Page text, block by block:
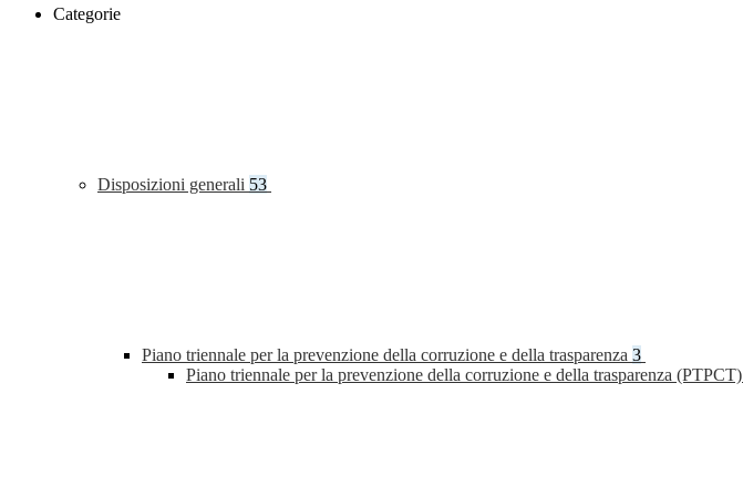
Categorie
Disposizioni generali 53
Piano triennale per la prevenzione della corruzione e della trasparenza 3
Piano triennale per la prevenzione della corruzione e della trasparenza (PTPCT)